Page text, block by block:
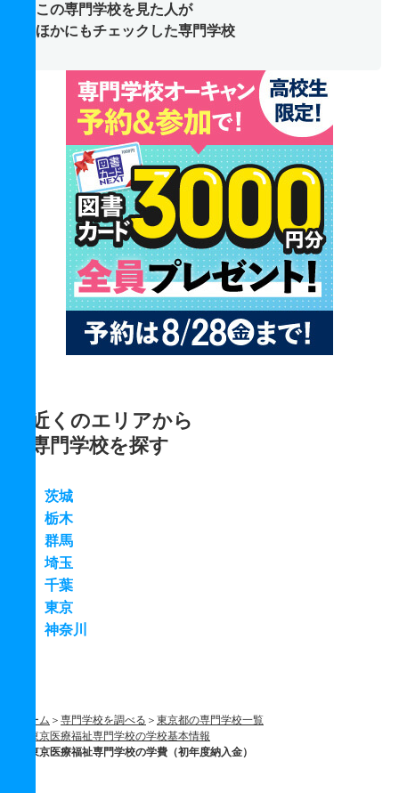
この専門学校を見た人が
ほかにもチェックした専門学校
近くのエリアから
専門学校を探す
茨城
栃木
群馬
埼玉
千葉
東京
神奈川
ホーム 専門学校を調べる
東京都の専門学校一覧
東京医療福祉専門学校の学校基本情報
東京医療福祉専門学校の学費（初年度納入金）